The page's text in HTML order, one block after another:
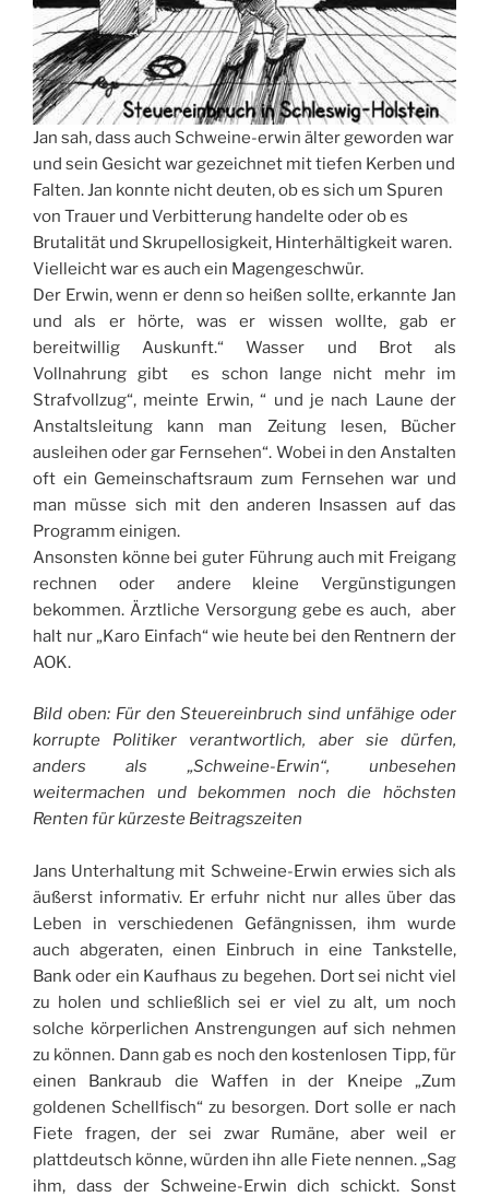
Jan sah, dass auch Schweine-erwin älter geworden war
und sein Gesicht war gezeichnet mit tiefen Kerben und
Falten. Jan konnte nicht deuten, ob es sich um Spuren
von Trauer und Verbitterung handelte oder ob es
Brutalität und Skrupellosigkeit, Hinterhältigkeit waren.
Vielleicht war es auch ein Magengeschwür.
Der Erwin, wenn er denn so heißen sollte, erkannte Jan
und als er hörte, was er wissen wollte, gab er
bereitwillig Auskunft.“ Wasser und Brot als
Vollnahrung gibt es schon lange nicht mehr im
Strafvollzug“, meinte Erwin, “ und je nach Laune der
Anstaltsleitung kann man Zeitung lesen, Bücher
ausleihen oder gar Fernsehen“. Wobei in den Anstalten
oft ein Gemeinschaftsraum zum Fernsehen war und
man müsse sich mit den anderen Insassen auf das
Programm einigen.
Ansonsten könne bei guter Führung auch mit Freigang
rechnen oder andere kleine Vergünstigungen
bekommen. Ärztliche Versorgung gebe es auch, aber
halt nur „Karo Einfach“ wie heute bei den Rentnern der
AOK.
Bild oben: Für den Steuereinbruch sind unfähige oder
korrupte Politiker verantwortlich, aber sie dürfen,
anders als „Schweine-Erwin“, unbesehen
weitermachen und bekommen noch die höchsten
Renten für kürzeste Beitragszeiten
Jans Unterhaltung mit Schweine-Erwin erwies sich als
äußerst informativ. Er erfuhr nicht nur alles über das
Leben in verschiedenen Gefängnissen, ihm wurde
auch abgeraten, einen Einbruch in eine Tankstelle,
Bank oder ein Kaufhaus zu begehen. Dort sei nicht viel
zu holen und schließlich sei er viel zu alt, um noch
solche körperlichen Anstrengungen auf sich nehmen
zu können. Dann gab es noch den kostenlosen Tipp, für
einen Bankraub die Waffen in der Kneipe „Zum
goldenen Schellfisch“ zu besorgen. Dort solle er nach
Fiete fragen, der sei zwar Rumäne, aber weil er
plattdeutsch könne, würden ihn alle Fiete nennen. „Sag
ihm, dass der Schweine-Erwin dich schickt. Sonst